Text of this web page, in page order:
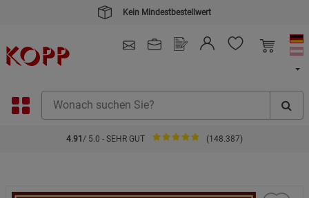
Kein Mindestbestellwert
4.91 / 5.0 - SEHR GUT (148.387)